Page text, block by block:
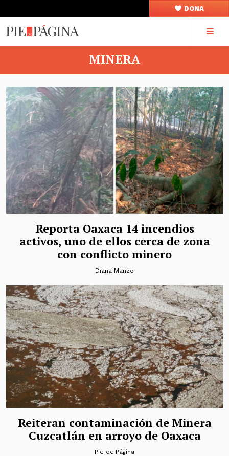
DONA
MINERA
Reporta Oaxaca 14 incendios
activos, uno de ellos cerca de zona
con conflicto minero
Diana Manzo
Reiteran contaminación de Minera
Cuzcatlán en arroyo de Oaxaca
Pie de Página